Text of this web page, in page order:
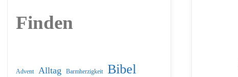
Finden
Advent Alltag Barmherzigkeit Bibel